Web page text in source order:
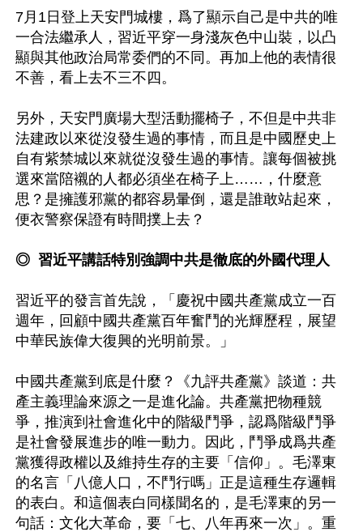
7月1日登上天安門城樓，爲了顯示自己是中共的唯
一合法繼承人，習近平穿一身淺灰色中山裝，以凸
顯與其他政治局常委們的不同。再加上他的表情很
不善，看上去不三不四。
另外，天安門廣場大型活動擺椅子，不但是中共非
法建政以來從沒發生過的事情，而且是中國歷史上
自有紫禁城以來就從沒發生過的事情。讓每個被挑
選來當陪襯的人都必須坐在椅子上……，什麼意
思？是擁護邪黨的都容易暈倒，還是誰敢站起來，
便衣警察保證有時間撲上去？
◎  習近平講話特別強調中共是徹底的外國代理人
習近平的發言首先說，「慶祝中國共產黨成立一百
週年，回顧中國共產黨百年奮鬥的光輝歷程，展望
中華民族偉大復興的光明前景。」
中國共產黨到底是什麼？《九評共產黨》談道：共
產主義理論來源之一是進化論。共產黨把物種競
爭，推演到社會進化中的階級鬥爭，認爲階級鬥爭
是社會發展進步的唯一動力。因此，鬥爭成爲共產
黨獲得政權以及維持生存的主要「信仰」。毛澤東
的名言「八億人口，不鬥行嗎」正是這種生存邏輯
的表白。和這個表白同樣聞名的，是毛澤東的另一
句話：文化大革命，要「七、八年再來一次」。重